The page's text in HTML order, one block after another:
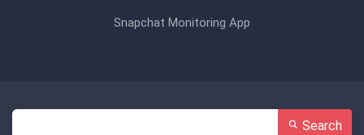
Snapchat Monitoring App
Search